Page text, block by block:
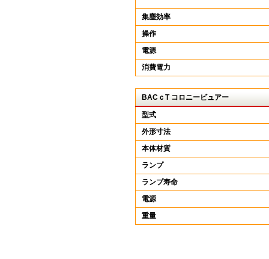
集塵効率
操作
電源
消費電力
BACｃT コロニービュアー
型式
外形寸法
本体材質
ランプ
ランプ寿命
電源
重量